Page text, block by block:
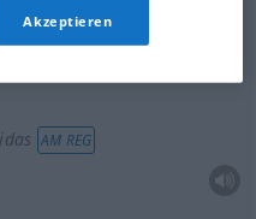
AM REG
Akzeptieren